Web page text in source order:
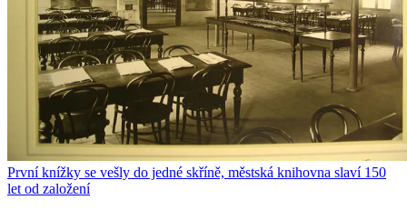
První knížky se vešly do jedné skříně, městská knihovna slaví 150
let od založení